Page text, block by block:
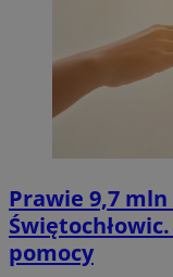
Prawie 9,7
pomocy